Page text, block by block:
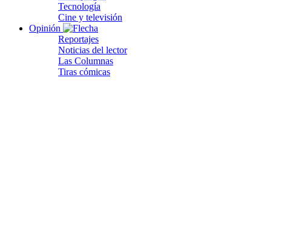
Tecnología
Cine y televisión
Opinión
Reportajes
Noticias del lector
Las Columnas
Tiras cómicas